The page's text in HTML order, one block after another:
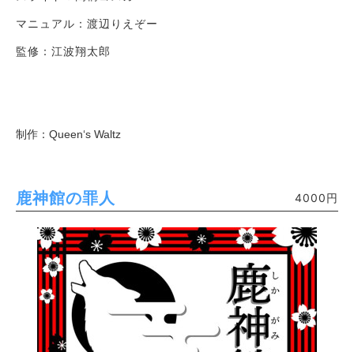
マニュアル：渡辺りえぞー
監修：江波翔太郎
制作：Queen‘s Waltz
鹿神館の罪人 4000円